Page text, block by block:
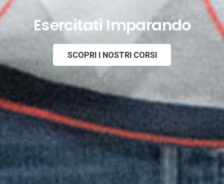
Divertiti eFotograf a
SCOPRI I NOSTRI CORSI